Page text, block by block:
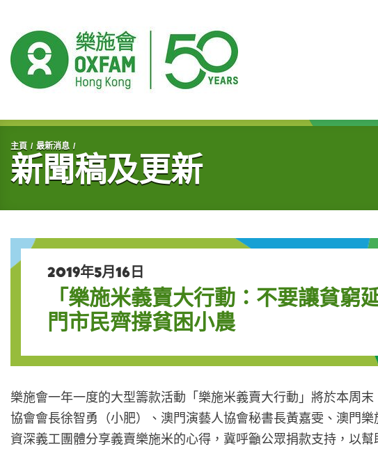
開始主要內容
主頁 最新消息
新聞稿及更新
2019年5月16日
「樂施米義賣大行動：不要讓貧
門市民齊撐貧困小農
樂施會一年一度的大型籌款活動「樂施米義賣大行動」將於本周
協會會長徐智勇（小肥）、澳門演藝人協會秘書長黃嘉雯、澳門
資深義工團體分享義賣樂施米的心得，冀呼籲公眾捐款支持，以